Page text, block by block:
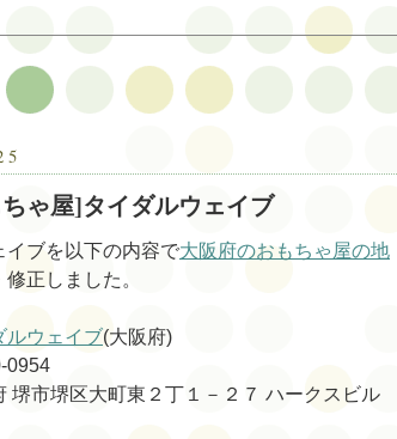
ゃ屋]タイダルウェイブ
イブを以下の内容で大阪府のおもちゃ屋の地
正しました。
ルウェイブ(大阪府)
0954
堺市堺区大町東２丁１－２７ ハークスビル